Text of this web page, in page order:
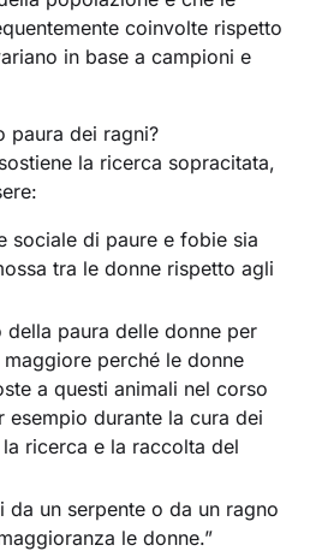
coinvolte rispetto
in base a campioni e
paura dei ragni?
la ricerca sopracitata,
sociale di paure e fobie sia
tra le donne rispetto agli
della paura delle donne per
perché le donne
a questi animali nel corso
esempio durante la cura dei
ricerca e la raccolta del
da un serpente o da un ragno
le donne.”